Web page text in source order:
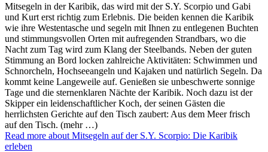
Mitsegeln in der Karibik, das wird mit der S.Y. Scorpio und Gabi
und Kurt erst richtig zum Erlebnis. Die beiden kennen die Karibik
wie ihre Westentasche und segeln mit Ihnen zu entlegenen Buchten
und stimmungsvollen Orten mit aufregenden Strandbars, wo die
Nacht zum Tag wird zum Klang der Steelbands. Neben der guten
Stimmung an Bord locken zahlreiche Aktivitäten: Schwimmen und
Schnorcheln, Hochseeangeln und Kajaken und natürlich Segeln. Da
kommt keine Langeweile auf. Genießen sie unbeschwerte sonnige
Tage und die sternenklaren Nächte der Karibik. Noch dazu ist der
Skipper ein leidenschaftlicher Koch, der seinen Gästen die
herrlichsten Gerichte auf den Tisch zaubert: Aus dem Meer frisch
auf den Tisch. (mehr …)
Read more about Mitsegeln auf der S.Y. Scorpio: Die Karibik
erleben